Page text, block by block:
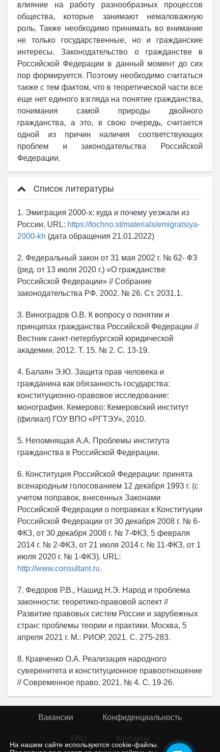
На нашем сайте используются cookie-файлы.
влияние на работу разнообразных процессов
общества, которые занимают немаловажную
роль. Также необходимо принимать во внимание
не только государственные, но и гражданские
интересы. Законодательство о гражданстве в
Российской Федерации в данный момент до сих
пор формируется. Поэтому необходимо считаться
также с тем фактом, что в теоретической части все
еще нет единого взгляда на понятие гражданства,
понимания самой природы двойного
гражданства, а это, в свою очередь, считается
одной из причин наличия соответствующих
проблем и законодательства Российской
Федерации.
Список литературы
1. Эмиграция 2000-х: куда и почему уезжали из
России. URL: https://tochno.st/materials/emigratsiya-
2000-kh (дата обращения 21.01.2022)
2. Федеральный закон от 31 мая 2002 г. № 62- ФЗ
(ред. от 13 июля 2020 г.) «О гражданстве
Российской Федерации» // Собрание
законодательства РФ. 2002. № 26. Ст. 2031.1.
3. Виноградов О.В. К вопросу о понятии и
принципах гражданства Российской Федерации //
Вестник санкт-петербургской юридической
академии. 2012. Т. 15. № 2. С. 13-19.
4. Балаян Э.Ю. Защита прав человека и
гражданина как обязанность государства:
конституционно-правовое исследование:
монография. Кемерово: Кемеровский институт
(филиал) ГОУ ВПО «РГТЭУ», 2010.
5. Непомнящая А.А. Проблемы института
гражданства в Российской Федерации.
6. Конституция Российской Федерации: принята
всенародным голосованием 12 декабря 1993 г. (с
учетом поправок, внесенных Законами
Российской Федерации о поправках к Конституции
Российской Федерации от 30 декабря 2008 г. № 6-
ФКЗ, от 30 декабря 2008 г. № 7-ФКЗ, 5 февраля
2014 г. № 2-ФКЗ, от 21 июля 2014 г. № 11-ФКЗ, от 1
июля 2020 г. № 1-ФКЗ). URL:
http://www.consultant.ru.
7. Федоров Р.В., Нашид Н.Э. Народ и проблема
законности: теоретико-правовой аспект //
Развитие правовых систем России и зарубежных
стран: проблемы теории и практики. Москва, 5
апреля 2021 г. М.: РИОР, 2021. С. 275-283.
8. Кравченко О.А. Реализация народного
суверенитета и конституционное правоотношение
// Современное право. 2021. № 4. С. 19-26.
Вакансии Конфиденциальность
FAQ Контакты